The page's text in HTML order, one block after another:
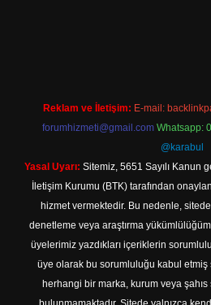
Reklam ve İletişim: E-mail:
forumhizmeti@gmail.com Whatsapp:
@karabul
Yasal Uyarı: Sitemiz, 5651 Sayılı Kanun
İletişim Kurumu (BTK) tarafından
hizmet vermektedir. Bu nedenle,
denetleme veya araştırma
üyelerimiz yazdıkları içeriklerin
üye olarak bu sorumluluğu kabul etmiş
herhangi bir marka, kurum veya şahıs